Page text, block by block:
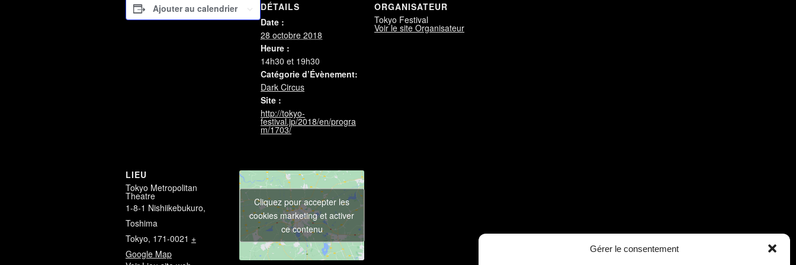
Gérer le consentement
Ajouter au calendrier
DÉTAILS
Date :
28 octobre 2018
Heure :
14h30 et 19h30
Catégorie d’Évènement:
Dark Circus
Site :
http://tokyo-
festival.jp/2018/en/progra
m/1703/
ORGANISATEUR
Tokyo Festival
Voir le site Organisateur
LIEU
Tokyo Metropolitan
Theatre
1-8-1 Nishiikebukuro,
Toshima
Tokyo, 171-0021 +
Google Map
Cliquez pour accepter les
cookies marketing et activer
ce contenu